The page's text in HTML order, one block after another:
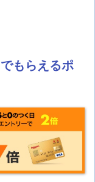
もらえるポ